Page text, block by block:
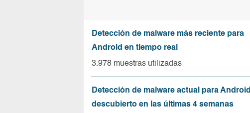
Detección de malware más reciente para
Android en tiempo real
3.978 muestras utilizadas
Detección de malware actual para Android
descubierto en las últimas 4 semanas